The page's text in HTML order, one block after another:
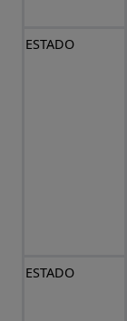
ESTADO
ESTADO